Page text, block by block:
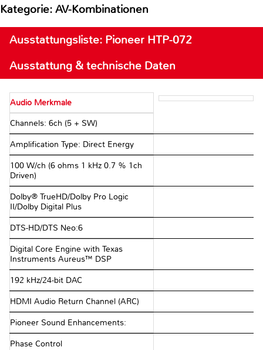
Kategorie: AV-Kombinationen
Ausstattungsliste: Pioneer HTP-072
Ausstattung & technische Daten
Audio Merkmale
Channels: 6ch (5 + SW)
Amplification Type: Direct Energy
100 W/ch (6 ohms 1 kHz 0.7 % 1ch
Driven)
Dolby® TrueHD/Dolby Pro Logic
II/Dolby Digital Plus
DTS-HD/DTS Neo:6
Digital Core Engine with Texas
Instruments Aureus™ DSP
192 kHz/24-bit DAC
HDMI Audio Return Channel (ARC)
Pioneer Sound Enhancements:
Phase Control